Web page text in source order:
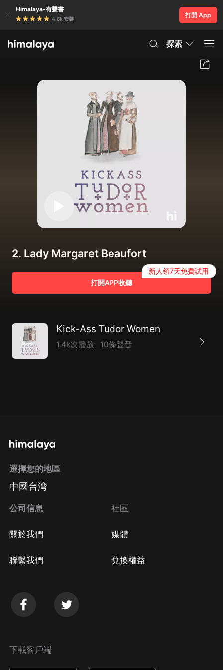
Himalaya-有聲書
4.8k 安裝
打開 App
探索
2. Lady Margaret Beaufort
打開APP收聽
新人領7天免費試用
Kick-Ass Tudor Women
1.4k次播放 10條聲音
選擇您的地區
中國台湾
公司信息
關於我們
聯繫我們
社區
媒體
兌換權益
下載客戶端